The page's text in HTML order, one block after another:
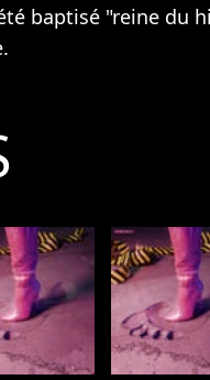
baptisé "reine du